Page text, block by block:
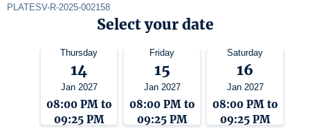
PLATESV-R-2025-002158
Select your date
Thursday
14
Jan 2027
08:00 PM to
09:25 PM
Friday
15
Jan 2027
08:00 PM to
09:25 PM
Saturday
16
Jan 2027
08:00 PM to
09:25 PM